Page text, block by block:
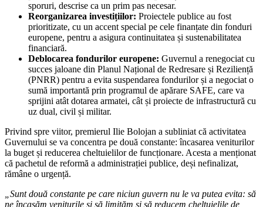
sporuri, descrise ca un prim pas necesar.
Reorganizarea investițiilor: Proiectele publice au fost
prioritizate, cu un accent special pe cele finanțate din fonduri
europene, pentru a asigura continuitatea și sustenabilitatea
financiară.
Deblocarea fondurilor europene: Guvernul a renegociat cu
succes jaloane din Planul Național de Redresare și Reziliență
(PNRR) pentru a evita suspendarea fondurilor și a negociat o
sumă importantă prin programul de apărare SAFE, care va
sprijini atât dotarea armatei, cât și proiecte de infrastructură cu
uz dual, civil și militar.
Privind spre viitor, premierul Ilie Bolojan a subliniat că activitatea
Guvernului se va concentra pe două constante: încasarea veniturilor
la buget și reducerea cheltuielilor de funcționare. Acesta a menționat
că pachetul de reformă a administrației publice, deși nefinalizat,
rămâne o urgență.
„Sunt două constante pe care niciun guvern nu le va putea evita: să
ne încasăm veniturile și să limităm și să reducem cheltuielile de